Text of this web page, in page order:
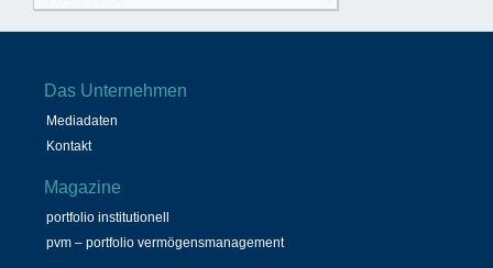
Das Unternehmen
Mediadaten
Kontakt
Magazine
portfolio institutionell
pvm – portfolio vermögensmanagement